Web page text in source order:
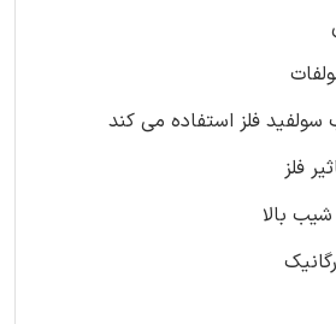
سولفید فلز استفاده می کند
فلز
بالا